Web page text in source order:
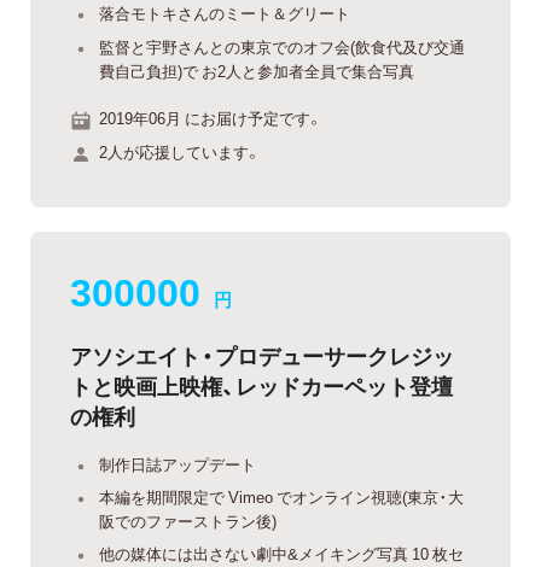
落合モトキさんのミート＆グリート
監督と宇野さんとの東京でのオフ会(飲食代及び交通
費自己負担)で お2人と参加者全員で集合写真
2019年06月 にお届け予定です。
2人が応援しています。
300000 円
アソシエイト・プロデューサークレジッ
トと映画上映権、レッドカーペット登壇
の権利
制作日誌アップデート
本編を期間限定で Vimeo でオンライン視聴(東京・大
阪でのファーストラン後)
他の媒体には出さない劇中&メイキング写真 10 枚セ